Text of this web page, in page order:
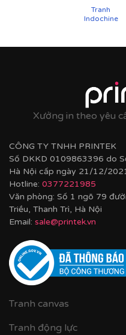
Chất liệu khung bền bỉ
Tranh được căng
chống cong vênh,
Hoàn thiện bằng
composite cao cấp
Tranh
Indochine
Xưởng in theo yêu
CÔNG TY TNHH PRINTEK
Số DKKD 0109863396 do
Hà Nội cấp ngày 21/12/
Hotline: 0377221985
Văn phòng: Số 1 ngõ 79
Triều, Thanh Trì, Hà Nội
Email: sale@printek.vn
Tranh canvas
Tranh động lực